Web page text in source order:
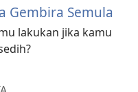
Gembira Semula
lakukan jika kamu